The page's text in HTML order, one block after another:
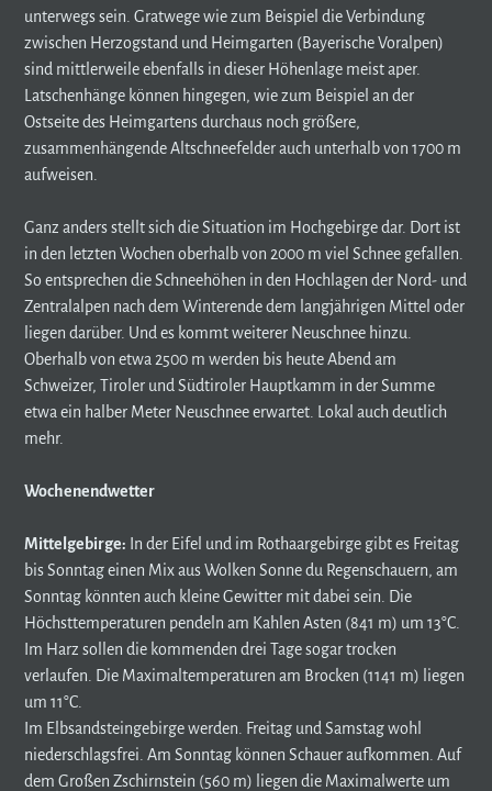
unterwegs sein. Gratwege wie zum Beispiel die Verbindung
zwischen Herzogstand und Heimgarten (Bayerische Voralpen)
sind mittlerweile ebenfalls in dieser Höhenlage meist aper.
Latschenhänge können hingegen, wie zum Beispiel an der
Ostseite des Heimgartens durchaus noch größere,
zusammenhängende Altschneefelder auch unterhalb von 1700 m
aufweisen.
Ganz anders stellt sich die Situation im Hochgebirge dar. Dort ist
in den letzten Wochen oberhalb von 2000 m viel Schnee gefallen.
So entsprechen die Schneehöhen in den Hochlagen der Nord- und
Zentralalpen nach dem Winterende dem langjährigen Mittel oder
liegen darüber. Und es kommt weiterer Neuschnee hinzu.
Oberhalb von etwa 2500 m werden bis heute Abend am
Schweizer, Tiroler und Südtiroler Hauptkamm in der Summe
etwa ein halber Meter Neuschnee erwartet. Lokal auch deutlich
mehr.
Wochenendwetter
Mittelgebirge: In der Eifel und im Rothaargebirge gibt es Freitag
bis Sonntag einen Mix aus Wolken Sonne du Regenschauern, am
Sonntag könnten auch kleine Gewitter mit dabei sein. Die
Höchsttemperaturen pendeln am Kahlen Asten (841 m) um 13°C.
Im Harz sollen die kommenden drei Tage sogar trocken
verlaufen. Die Maximaltemperaturen am Brocken (1141 m) liegen
um 11°C.
Im Elbsandsteingebirge werden. Freitag und Samstag wohl
niederschlagsfrei. Am Sonntag können Schauer aufkommen. Auf
dem Großen Zschirnstein (560 m) liegen die Maximalwerte um